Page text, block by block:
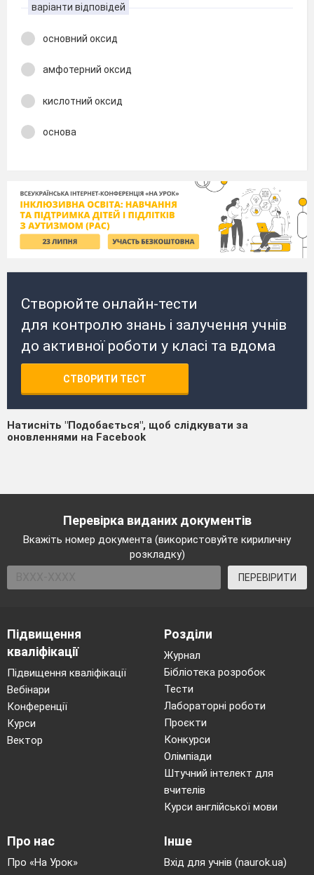
варіанти відповідей
основний оксид
амфотерний оксид
кислотний оксид
основа
Створюйте онлайн-тести
для контролю знань і залучення учнів
до активної роботи у класі та вдома
СТВОРИТИ ТЕСТ
Натисніть "Подобається", щоб слідкувати за
оновленнями на Facebook
Перевірка виданих документів
Вкажіть номер документа (використовуйте кириличну
розкладку)
ПЕРЕВІРИТИ
Підвищення
кваліфікації
Підвищення кваліфікації
Вебінари
Конференції
Курси
Вектор
Розділи
Журнал
Бібліотека розробок
Тести
Лабораторні роботи
Проєкти
Конкурси
Олімпіади
Штучний інтелект для
вчителів
Курси англійської мови
Про нас
Про «На Урок»
Інше
Вхід для учнів (naurok.ua)